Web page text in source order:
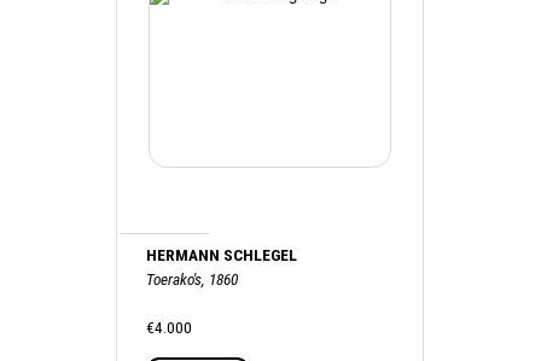
HERMANN SCHLEGEL
Toerako's, 1860
€4.000